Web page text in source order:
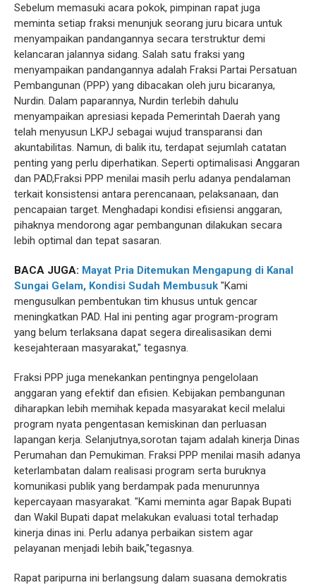
Sebelum memasuki acara pokok, pimpinan rapat juga
meminta setiap fraksi menunjuk seorang juru bicara untuk
menyampaikan pandangannya secara terstruktur demi
kelancaran jalannya sidang. Salah satu fraksi yang
menyampaikan pandangannya adalah Fraksi Partai Persatuan
Pembangunan (PPP) yang dibacakan oleh juru bicaranya,
Nurdin. Dalam paparannya, Nurdin terlebih dahulu
menyampaikan apresiasi kepada Pemerintah Daerah yang
telah menyusun LKPJ sebagai wujud transparansi dan
akuntabilitas. Namun, di balik itu, terdapat sejumlah catatan
penting yang perlu diperhatikan. Seperti optimalisasi Anggaran
dan PAD,Fraksi PPP menilai masih perlu adanya pendalaman
terkait konsistensi antara perencanaan, pelaksanaan, dan
pencapaian target. Menghadapi kondisi efisiensi anggaran,
pihaknya mendorong agar pembangunan dilakukan secara
lebih optimal dan tepat sasaran.
BACA JUGA: Mayat Pria Ditemukan Mengapung di Kanal
Sungai Gelam, Kondisi Sudah Membusuk "Kami
mengusulkan pembentukan tim khusus untuk gencar
meningkatkan PAD. Hal ini penting agar program-program
yang belum terlaksana dapat segera direalisasikan demi
kesejahteraan masyarakat," tegasnya.
Fraksi PPP juga menekankan pentingnya pengelolaan
anggaran yang efektif dan efisien. Kebijakan pembangunan
diharapkan lebih memihak kepada masyarakat kecil melalui
program nyata pengentasan kemiskinan dan perluasan
lapangan kerja. Selanjutnya,sorotan tajam adalah kinerja Dinas
Perumahan dan Pemukiman. Fraksi PPP menilai masih adanya
keterlambatan dalam realisasi program serta buruknya
komunikasi publik yang berdampak pada menurunnya
kepercayaan masyarakat. "Kami meminta agar Bapak Bupati
dan Wakil Bupati dapat melakukan evaluasi total terhadap
kinerja dinas ini. Perlu adanya perbaikan sistem agar
pelayanan menjadi lebih baik,"tegasnya.
Rapat paripurna ini berlangsung dalam suasana demokratis